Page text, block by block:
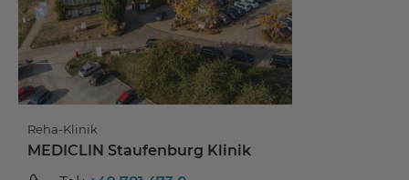
Reha-Klinik
MEDICLIN Staufenburg Klinik